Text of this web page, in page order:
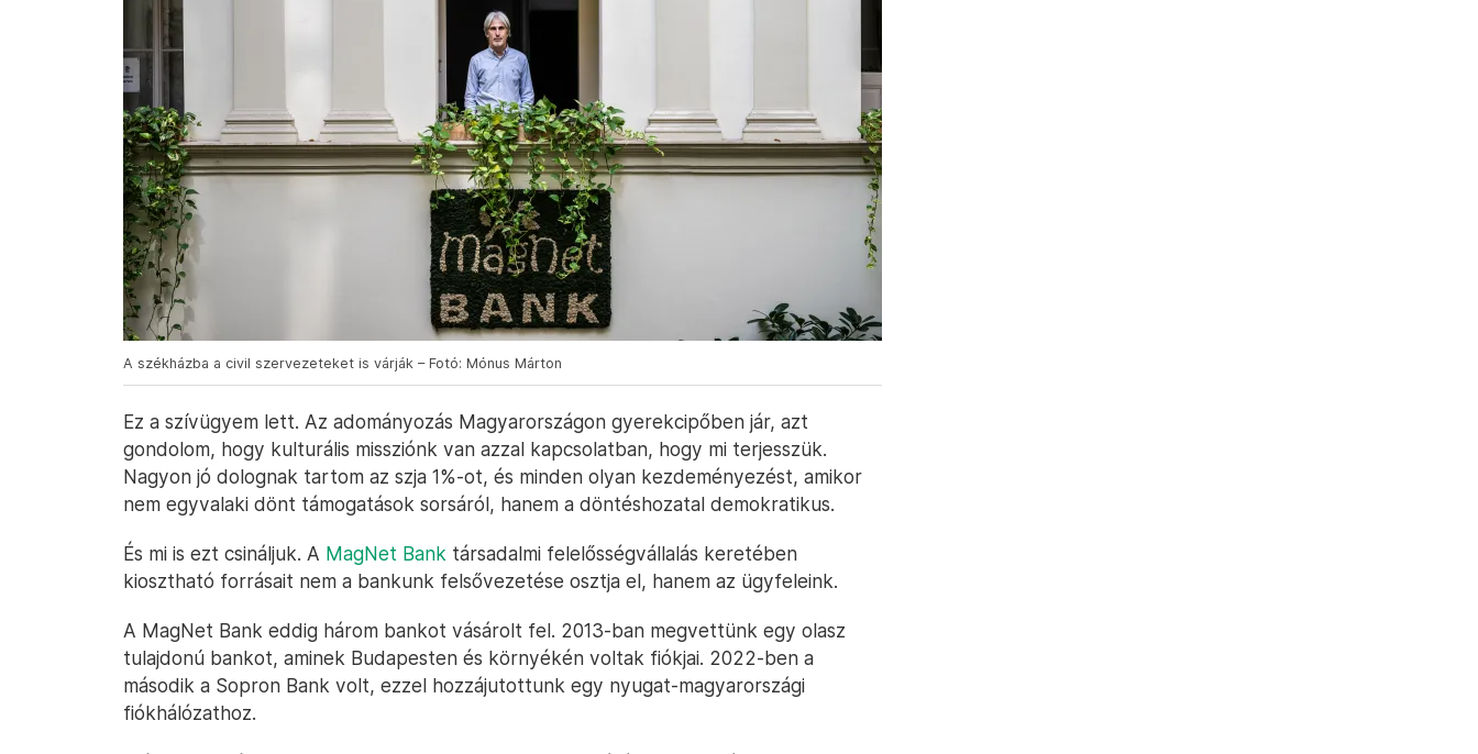
A székházba a civil szervezeteket is várják – Fotó: Mónus Márton
Ez a szívügyem lett. Az adományozás Magyarországon gyerekcipőben jár, azt
gondolom, hogy kulturális missziónk van azzal kapcsolatban, hogy mi terjesszük.
Nagyon jó dolognak tartom az szja 1%-ot, és minden olyan kezdeményezést, amikor
nem egyvalaki dönt támogatások sorsáról, hanem a döntéshozatal demokratikus.
És mi is ezt csináljuk. A MagNet Bank társadalmi felelősségvállalás keretében
kiosztható forrásait nem a bankunk felsővezetése osztja el, hanem az ügyfeleink.
A MagNet Bank eddig három bankot vásárolt fel. 2013-ban megvettünk egy olasz
tulajdonú bankot, aminek Budapesten és környékén voltak fiókjai. 2022-ben a
második a Sopron Bank volt, ezzel hozzájutottunk egy nyugat-magyarországi
fiókhálózathoz.